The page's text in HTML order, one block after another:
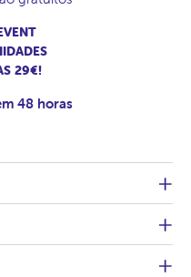
29€!
48 horas